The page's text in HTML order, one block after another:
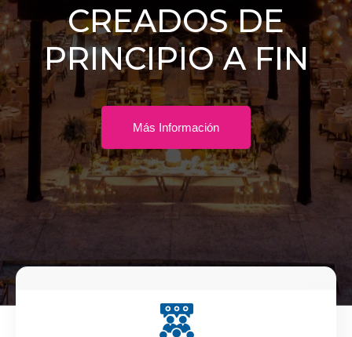
CREADOS DE
PRINCIPIO A FIN
Más Información